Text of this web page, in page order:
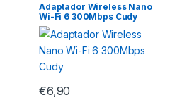
Adaptador Wireless Nano
Wi-Fi 6 300Mbps Cudy
€6,90